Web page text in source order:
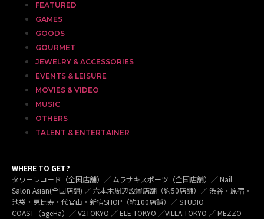
FEATURED
GAMES
GOODS
GOURMET
JEWELRY & ACCESSORIES
EVENTS & LEISURE
MOVIES & VIDEO
MUSIC
OTHERS
TALENT & ENTERTAINER
WHERE TO GET?
タワーレコード（全国店舗）／ ムラサキスポーツ（全国店舗）／ Nail
Salon Asian(全国店舗) ／ 六本木周辺設置店舗（約50店舗）／ 渋谷・原宿・
池袋・恵比寿・代官山・新宿SHOP（約100店舗）／ STUDIO
COAST（ageHa）／ V2TOKYO ／ ELE TOKYO ／VILLA TOKYO ／ MEZZO